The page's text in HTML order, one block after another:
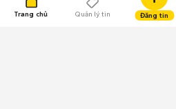
Trang chủ Quản lý tin Đăng tin